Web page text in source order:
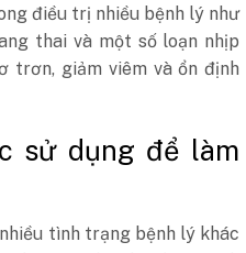
điều trị nhiều bệnh lý như
thai và một số loạn nhịp
trơn, giảm viêm và ổn định
sử dụng để làm
tình trạng bệnh lý khác